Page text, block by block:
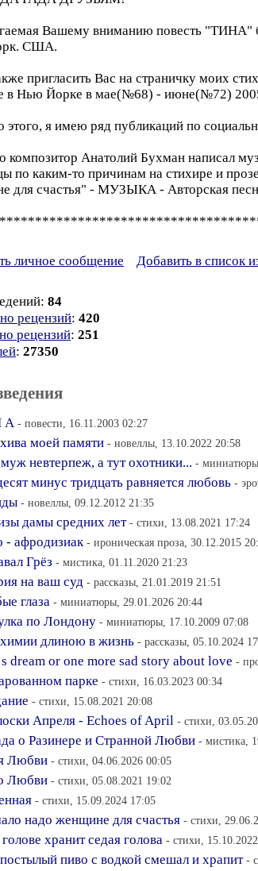
Вашему вниманию повесть
США.
пригласить Вас на страничку моих
в Нью Йорке в мае(№68) - июне(№72)
я имею ряд публикаций по
композитор Анатолий Бухман написал
по каким-то причинам на стихире и
для счастья" - МУЗЫКА - Авторская
личное сообщение Добавить в список
84
рецензий: 420
рецензий: 251
: 27350
А - повести, 16.11.2003 02:27
моей памяти - новеллы, 13.10.2022 20:58
невтерпеж, а тут охотники... -
минус тридцать равняется любовь -
- новеллы, 09.12.2012 21:35
дамы средних лет - стихи, 13.08.2021 17:24
- афродизиак - ироническая проза, 30.12.2015
Грёз - мистика, 01.11.2020 21:23
на ваш суд - рассказы, 21.01.2019 21:51
глаза - миниатюры, 29.01.2026 20:44
по Лондону - миниатюры, 17.10.2009 07:08
длиною в жизнь - рассказы, 05.10.2024
dream or one more sad story about love -
парке - стихи, 16.03.2023 00:34
- стихи, 15.08.2021 20:08
Апреля - Echoes of April - стихи,
о Разинере и Странной Любви - мистика,
Любви - стихи, 04.06.2026 00:05
Любви - стихи, 05.08.2021 19:02
- стихи, 15.09.2024 17:05
надо женщине для счастья - стихи,
хранит седая голова - стихи,
пиво с водкой смешал и храпит -